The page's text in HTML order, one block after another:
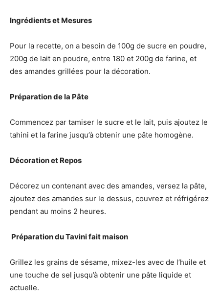
Ingrédients et Mesures
Pour la recette, on a besoin de 100g de sucre en poudre,
200g de lait en poudre, entre 180 et 200g de farine, et
des amandes grillées pour la décoration.
Préparation de la Pâte
Commencez par tamiser le sucre et le lait, puis ajoutez le
tahini et la farine jusqu’à obtenir une pâte homogène.
Décoration et Repos
Décorez un contenant avec des amandes, versez la pâte,
ajoutez des amandes sur le dessus, couvrez et réfrigérez
pendant au moins 2 heures.
‍ Préparation du Tavini fait maison
Grillez les grains de sésame, mixez-les avec de l’huile et
une touche de sel jusqu’à obtenir une pâte liquide et
actuelle.